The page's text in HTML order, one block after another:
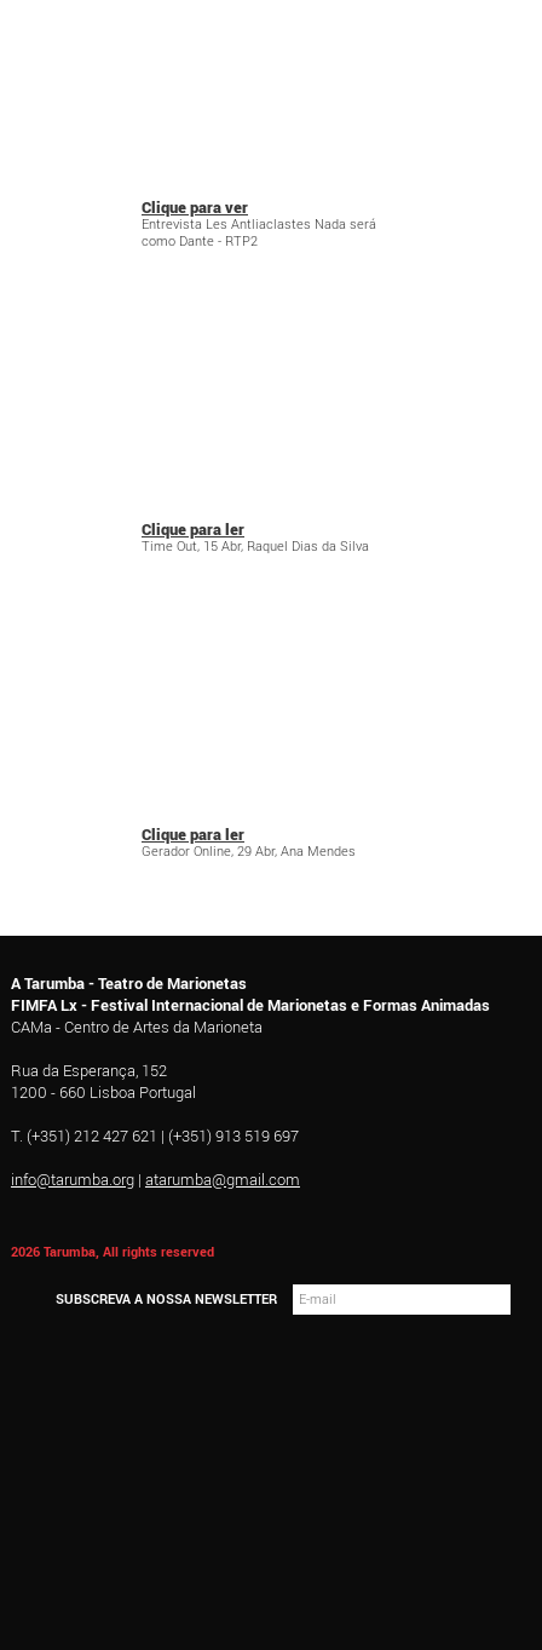
Clique para ver
Entrevista Les Antliaclastes Nada será
como Dante - RTP2
Clique para ler
Time Out, 15 Abr, Raquel Dias da Silva
Clique para ler
Gerador Online, 29 Abr, Ana Mendes
A Tarumba - Teatro de Marionetas
FIMFA Lx - Festival Internacional de Marionetas e Formas Animadas
CAMa - Centro de Artes da Marioneta
Rua da Esperança, 152
1200 - 660 Lisboa Portugal
T. (+351) 212 427 621 | (+351) 913 519 697
info@tarumba.org| atarumba@gmail.com
2026 Tarumba, All rights reserved
SUBSCREVA A NOSSA NEWSLETTER